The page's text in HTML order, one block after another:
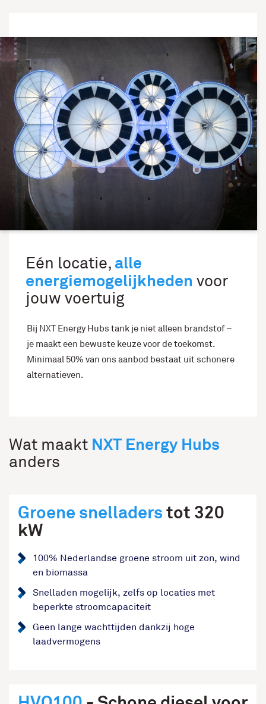
Eén locatie, alle
energiemogelijkheden voor
jouw voertuig
Bij NXT Energy Hubs tank je niet alleen brandstof –
je maakt een bewuste keuze voor de toekomst.
Minimaal 50% van ons aanbod bestaat uit schonere
alternatieven.
Wat maakt NXT Energy Hubs
anders
Groene snelladerstot 320
kW
100% Nederlandse groene stroom uit zon, wind
en biomassa
Snelladen mogelijk, zelfs op locaties met
beperkte stroomcapaciteit
Geen lange wachttijden dankzij hoge
laadvermogens